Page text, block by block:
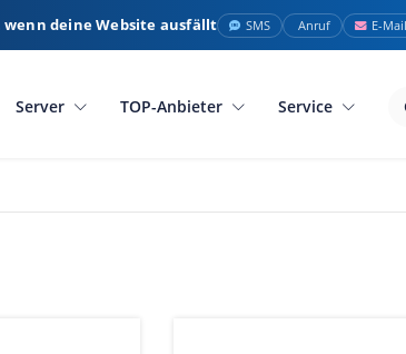
wenn deine Website ausfällt SMS Anruf E-Mail
Server TOP-Anbieter Service